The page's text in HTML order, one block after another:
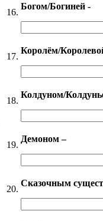
16.
Богом/Богиней -
17.
Королём/
18.
Колдуном/
19.
Демоном –
20.
Сказочным